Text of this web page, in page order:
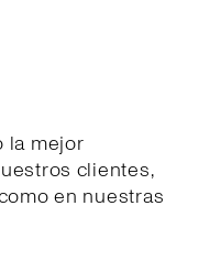
la mejor
clientes,
en nuestras